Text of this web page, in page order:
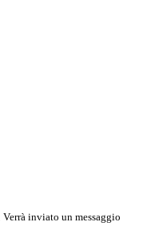
Verrà inviato un messaggio